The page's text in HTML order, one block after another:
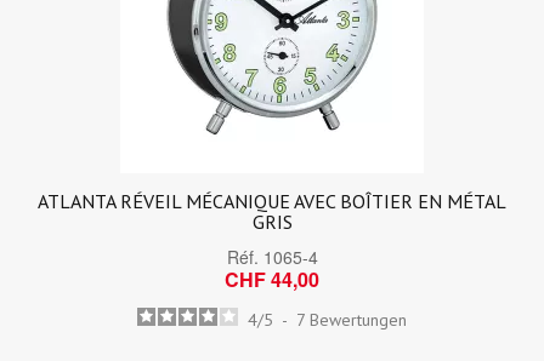
ATLANTA RÉVEIL MÉCANIQUE AVEC BOÎTIER EN MÉTAL
GRIS
Réf. 1065-4
CHF 44,00
4/5 - 7 Bewertungen